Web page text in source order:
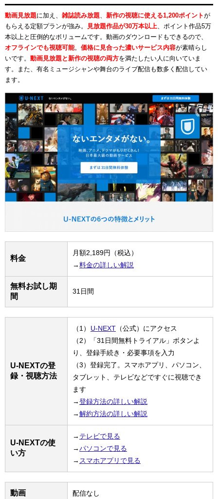
動画見放題に加え、 雑誌読み放題 新作の視聴に使える1,200ポイントが
もらえる定額プランが強み。
見放題作品が30万本以上 、ポイント作品5万
本以上と圧倒的なボリュームです。動画のダウンロードもできるので、
オフラインでも視聴可能。 価格に見合った濃いサービス内容が素晴らし
いです。 動画見放題と新作の視聴の両方を満たしたい人に向いていま
す。また、有名ミュージシャンや舞台のライブ配信も数多く配信してい
ます。
料金
月額2,189円（税込）
→料金の詳しい解説
無料お試し期
間
31日間
U-NEXTの登
録・視聴方法
（1） U-NEXT （公式）にアクセス
（2）「31日間無料トライアル」ボタンよ
り、登録手続き・必要事項を入力
（3）登録完了。スマホアプリ、パソコン、
タブレット、テレビなどですぐに視聴でき
ます
→登録方法の詳しい解説
→解約方法の詳しい解説
U-NEXTの使
い方
→ テレビで見る
→パソコンで見る
→ スマホアプリで見る
動画 配信なし